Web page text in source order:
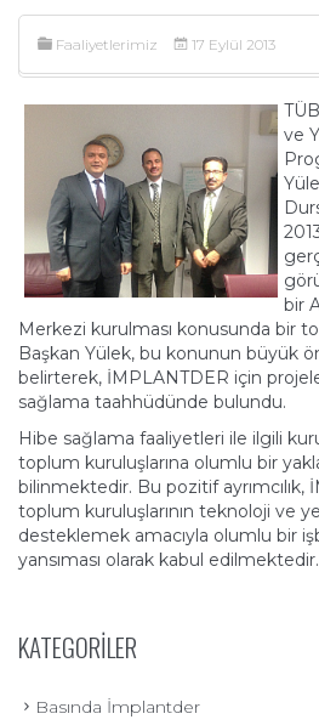
Faaliyetlerimiz 17 Eylül 2013
ve
bir
Merkezi kurulması konusunda bir
Başkan Yülek, bu konunun büyük
belirterek, İMPLANTDER için
sağlama taahhüdünde bulundu.
Hibe sağlama faaliyetleri ile ilgili
toplum kuruluşlarına olumlu bir
bilinmektedir. Bu pozitif ayrımcılık,
toplum kuruluşlarının teknoloji ve
desteklemek amacıyla olumlu bir
yansıması olarak kabul edilmektedir.
KATEGORILER
Basında İmplantder